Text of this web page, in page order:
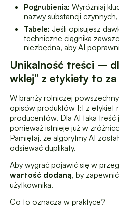
Pogrubienia: Wyróżniaj
nazwy substancji
Tabele: Jeśli opisujesz
techniczne ciągnika
niezbędna, aby AI
Unikalność treści –
wklej” z etykiety to za
W branży rolniczej
opisów produktów 1:1 z etykiet
producentów. Dla AI taka treść
ponieważ istnieje już w
Pamiętaj, że algorytmy AI
odsiewać duplikaty.
Aby wygrać pojawić się w
wartość dodaną, by
użytkownika.
Co to oznacza w praktyce?